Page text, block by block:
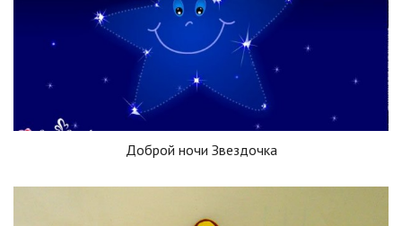
Доброй ночи Звездочка